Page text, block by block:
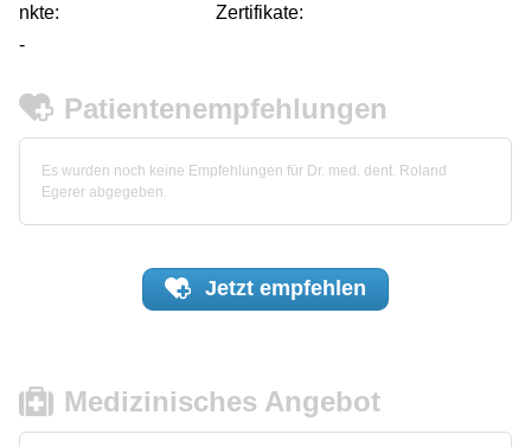
nkte:
Zertifikate:
-
Patientenempfehlungen
Es wurden noch keine Empfehlungen für Dr. med. dent. Roland
Egerer abgegeben.
Jetzt empfehlen
Medizinisches Angebot